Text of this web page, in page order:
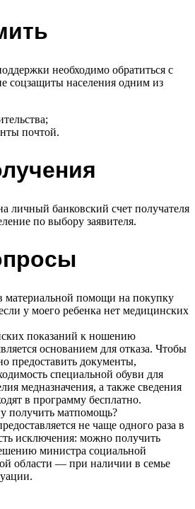
необходимо обратиться с
соцзащиты населения одним из
почтой.
личный банковский счет получателя
по выбору заявителя.
материальной помощи на покупку
у моего ребенка нет медицинских
показаний к ношению
основанием для отказа. Чтобы
предоставить документы,
специальной обуви для
медназначения, а также сведения
в программу бесплатно.
получить матпомощь?
не чаще одного раза в
исключения: можно получить
министра социальной
области — при наличии в семье